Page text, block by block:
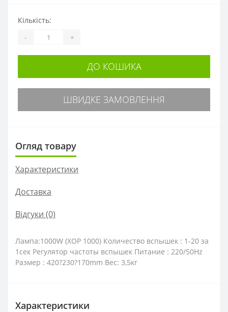
Кількість:
- +
ДО КОШИКА
ШВИДКЕ ЗАМОВЛЕННЯ
Огляд товару
Характеристики
Доставка
Відгуки (0)
Лампа:1000W (ХОР 1000) Количество вспышек : 1-20 за
1сек Регулятор частоты вспышек Питание : 220/50Hz
Размер : 420?230?170mm Вес: 3,5кг
Характеристики